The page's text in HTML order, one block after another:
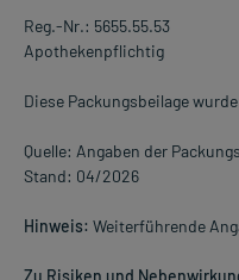
Reg.-Nr.: 5655.55.53
Apothekenpflichtig
Diese Packungsbeilage
Quelle: Angaben der
Stand: 04/2026
Hinweis: Weiterführende
Zu Risiken und